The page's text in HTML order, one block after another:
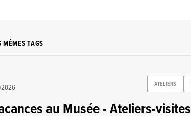
MÊMES TAGS
ATELIERS
au Musée - Ateliers-visites